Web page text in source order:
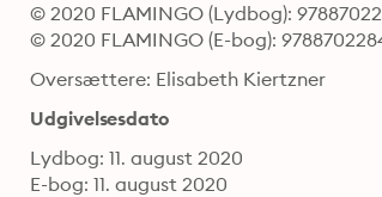
© 2020 FLAMINGO (Lydbog):
© 2020 FLAMINGO (E-bog):
Oversættere: Elisabeth Kiertzner
Udgivelsesdato
Lydbog: 11. august 2020
E-bog: 11. august 2020